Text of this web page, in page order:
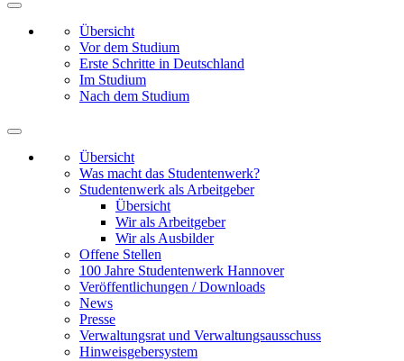
Übersicht
Vor dem Studium
Erste Schritte in Deutschland
Im Studium
Nach dem Studium
Übersicht
Was macht das Studentenwerk?
Studentenwerk als Arbeitgeber
Übersicht
Wir als Arbeitgeber
Wir als Ausbilder
Offene Stellen
100 Jahre Studentenwerk Hannover
Veröffentlichungen / Downloads
News
Presse
Verwaltungsrat und Verwaltungsausschuss
Hinweisgebersystem